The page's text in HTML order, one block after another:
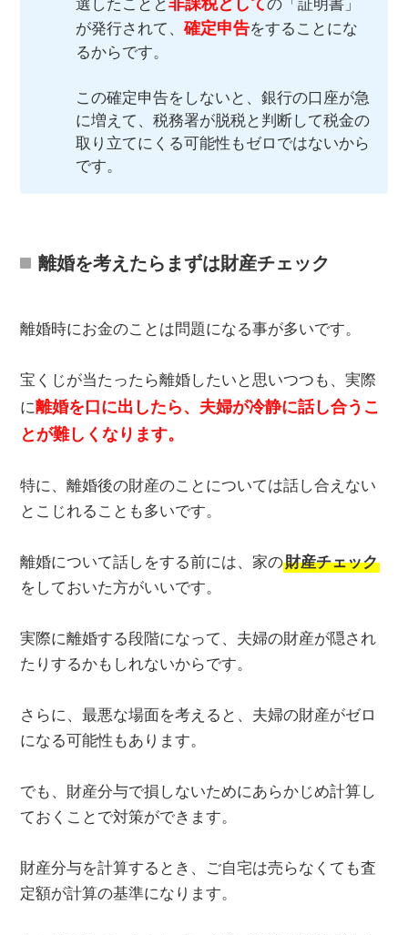
選したことと非課税としての「証明書」
が発行されて、確定申告をすることにな
るからです。
この確定申告をしないと、銀行の口座が急
に増えて、税務署が脱税と判断して税金の
取り立てにくる可能性もゼロではないから
です。
離婚を考えたらまずは財産チェック
離婚時にお金のことは問題になる事が多いです。
宝くじが当たったら離婚したいと思いつつも、実際
に離婚を口に出したら、夫婦が冷静に話し合うこ
とが難しくなります。
特に、離婚後の財産のことについては話し合えない
とこじれることも多いです。
離婚について話しをする前には、家の財産チェック
をしておいた方がいいです。
実際に離婚する段階になって、夫婦の財産が隠され
たりするかもしれないからです。
さらに、最悪な場面を考えると、夫婦の財産がゼロ
になる可能性もあります。
でも、財産分与で損しないためにあらかじめ計算し
ておくことで対策ができます。
財産分与を計算するとき、ご自宅は売らなくても査
定額が計算の基準になります。